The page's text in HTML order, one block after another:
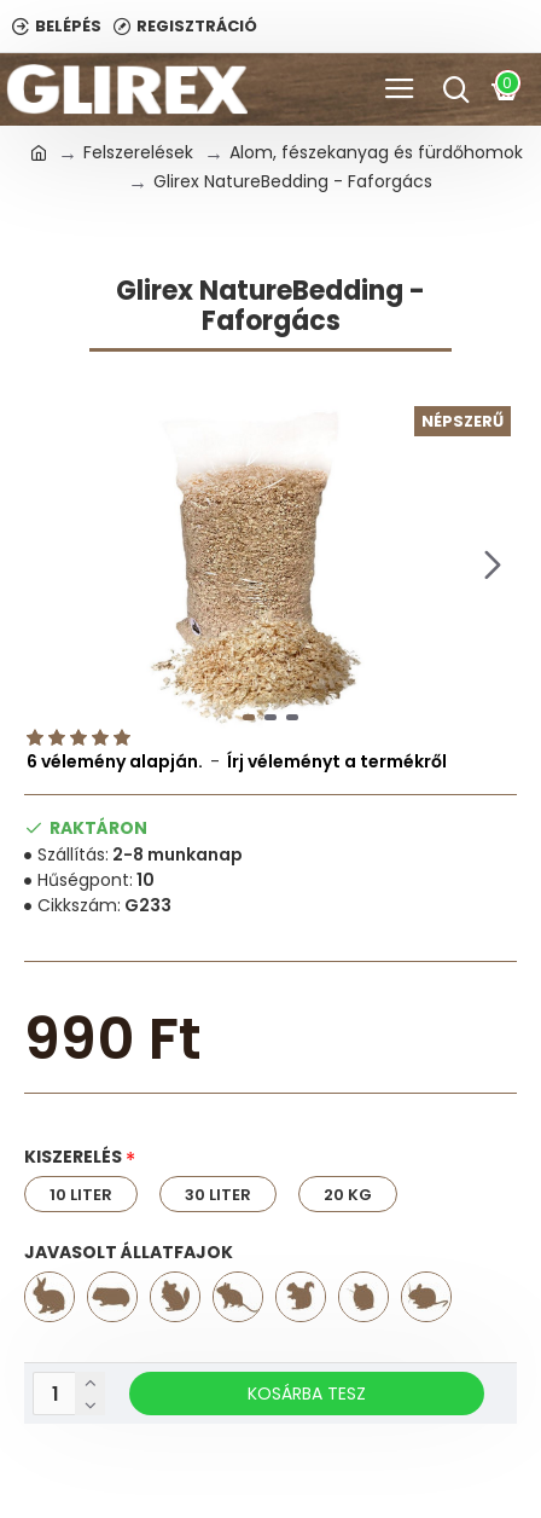
BELÉPÉS REGISZTRÁCIÓ
0
Felszerelések
Alom, fészekanyag és fürdőhomok
Glirex NatureBedding - Faforgács
Glirex NatureBedding -
Faforgács
NÉPSZERŰ
RAKTÁRON
Hűségpont: 10
Cikkszám: G233
Szállítás: 2-8 munkanap
6 vélemény alapján. - Írj véleményt a termékről
990 Ft
KISZERELÉS
10 LITER 30 LITER 20 KG
JAVASOLT ÁLLATFAJOK
KOSÁRBA TESZ